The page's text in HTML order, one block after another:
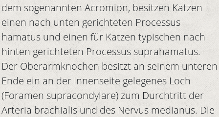
dem sogenannten Acromion, besitzen Katzen
einen nach unten gerichteten Processus
hamatus und einen für Katzen typischen nach
hinten gerichteten Processus suprahamatus.
Der Oberarmknochen besitzt an seinem unteren
Ende ein an der Innenseite gelegenes Loch
(Foramen supracondylare) zum Durchtritt der
Arteria brachialis und des Nervus medianus. Die